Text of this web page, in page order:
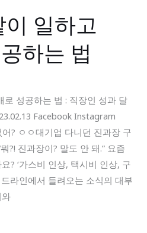
일하고
하는 법
로 성공하는 법 : 직장인 성과 달
Facebook Instagram
? ㅇㅇ대기업 다니던 진과장 구
?! 진과장이? 말도 안 돼.” 요즘
? ‘가스비 인상, 택시비 인상, 구
라인에서 들려오는 소식의 대부